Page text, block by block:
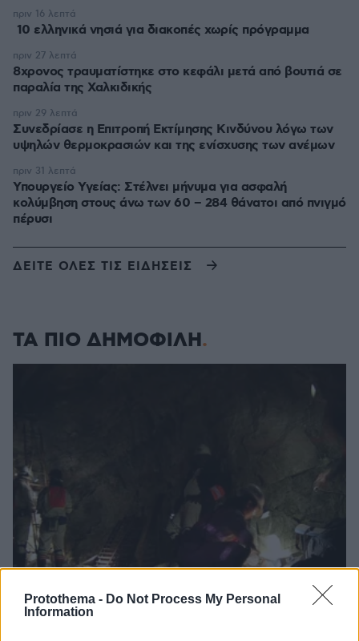
Protothema - Do Not Process My Personal
Information
10 ελληνικά νησιά για διακοπές χωρίς πρόγραμμα
πριν 16 λεπτά
8χρονος τραυματίστηκε στο κεφάλι μετά από βουτιά σε
παραλία της Χαλκιδικής
πριν 27 λεπτά
Συνεδρίασε η Επιτροπή Εκτίμησης Κινδύνου λόγω των
υψηλών θερμοκρασιών και της ενίσχυσης των ανέμων
πριν 29 λεπτά
Υπουργείο Υγείας: Στέλνει μήνυμα για ασφαλή
κολύμβηση στους άνω των 60 – 284 θάνατοι από πνιγμό
πέρυσι
πριν 31 λεπτά
ΔΕΙΤΕ ΟΛΕΣ ΤΙΣ ΕΙΔΗΣΕΙΣ
ΤΑ ΠΙΟ ΔΗΜΟΦΙΛΗ